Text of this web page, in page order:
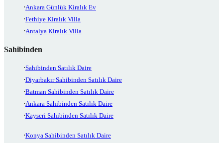
Ankara Günlük Kiralık Ev
Fethiye Kiralık Villa
Antalya Kiralık Villa
Sahibinden
Sahibinden Satılık Daire
Diyarbakır Sahibinden Satılık Daire
Batman Sahibinden Satılık Daire
Ankara Sahibinden Satılık Daire
Kayseri Sahibinden Satılık Daire
Konya Sahibinden Satılık Daire